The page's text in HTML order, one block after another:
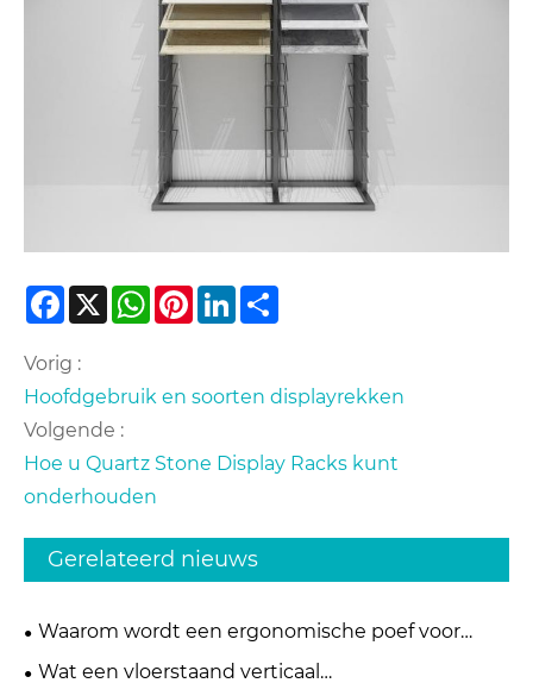
Facebook
X WhatsApp
PinterestLinkedIn
Vorig :
Hoofdgebruik en soorten displayrekken
Volgende :
Hoe u Quartz Stone Display Racks kunt
onderhouden
Gerelateerd nieuws
Waarom wordt een ergonomische poef voor
onder het bureau essentieel voor modern
Wat een vloerstaand verticaal